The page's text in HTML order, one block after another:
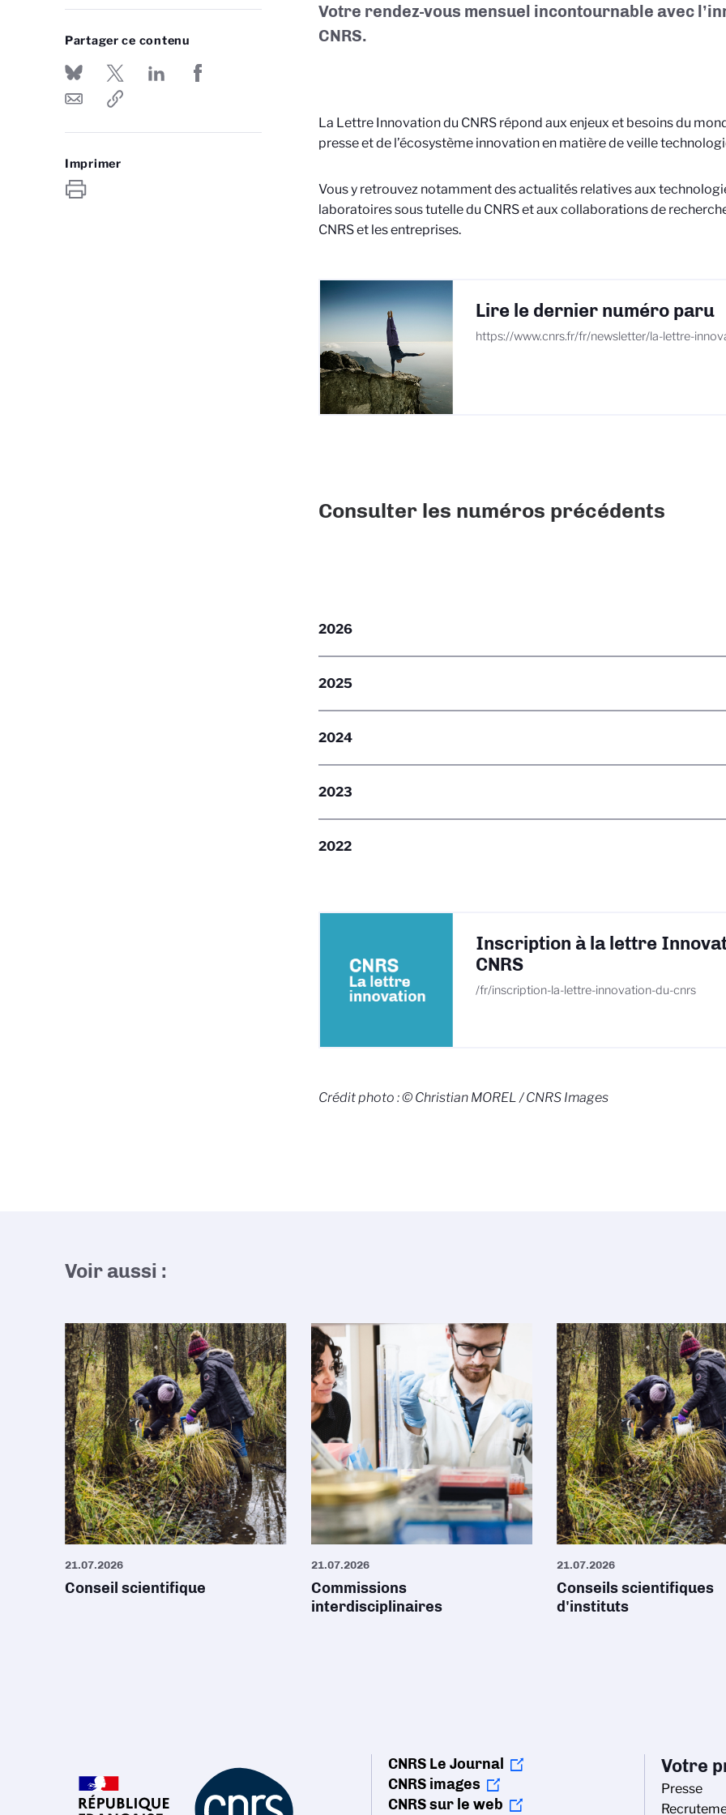
Partager ce contenu
Imprimer
Votre rendez-vous mensuel incontournable avec
CNRS.
La Lettre Innovation du CNRS répond aux enjeux et besoins du
presse et de l’écosystème innovation en matière de veille
Vous y retrouvez notamment des actualités relatives aux
laboratoires sous tutelle du CNRS et aux collaborations de
CNRS et les entreprises.
Lire le dernier numéro paru
https://www.cnrs.fr/fr/newsletter/la-lettre-
Consulter les numéros précédents
2026
2025
2024
2023
2022
Inscription à la lettre
CNRS
/fr/inscription-la-lettre-innovation-du-cnrs
Crédit photo : © Christian MOREL / CNRS Images
Voir aussi :
21.07.2026
Conseil scientifique
21.07.2026
Commissions
interdisciplinaires
21.07.2026
Conseils scientifiques
d'instituts
CNRS Le Journal
CNRS images
CNRS sur le web
Votre
Presse